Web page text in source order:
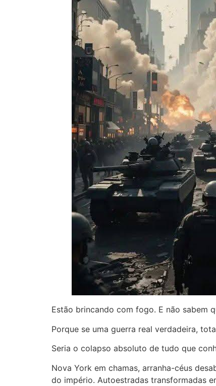
Estão brincando com fogo. E não sabem
Porque se uma guerra real verdadeira,
Seria o colapso absoluto de tudo que
Nova York em chamas, arranha-céus
do império. Autoestradas transformadas